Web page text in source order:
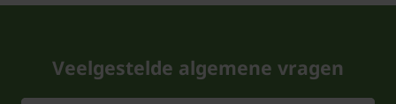
Veelgestelde algemene vragen